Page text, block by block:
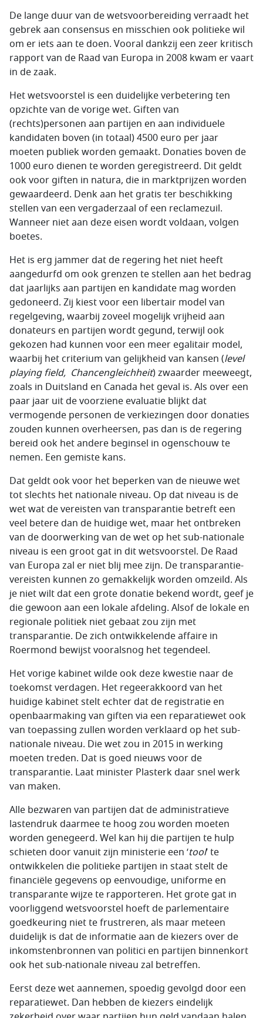
De lange duur van de wetsvoorbereiding verraadt het
gebrek aan consensus en misschien ook politieke wil
om er iets aan te doen. Vooral dankzij een zeer kritisch
rapport van de Raad van Europa in 2008 kwam er vaart
in de zaak.
Het wetsvoorstel is een duidelijke verbetering ten
opzichte van de vorige wet. Giften van
(rechts)personen aan partijen en aan individuele
kandidaten boven (in totaal) 4500 euro per jaar
moeten publiek worden gemaakt. Donaties boven de
1000 euro dienen te worden geregistreerd. Dit geldt
ook voor giften in natura, die in marktprijzen worden
gewaardeerd. Denk aan het gratis ter beschikking
stellen van een vergaderzaal of een reclamezuil.
Wanneer niet aan deze eisen wordt voldaan, volgen
boetes.
Het is erg jammer dat de regering het niet heeft
aangedurfd om ook grenzen te stellen aan het bedrag
dat jaarlijks aan partijen en kandidate mag worden
gedoneerd. Zij kiest voor een libertair model van
regelgeving, waarbij zoveel mogelijk vrijheid aan
donateurs en partijen wordt gegund, terwijl ook
gekozen had kunnen voor een meer egalitair model,
waarbij het criterium van gelijkheid van kansen (level
playing field, Chancengleichheit) zwaarder meeweegt,
zoals in Duitsland en Canada het geval is. Als over een
paar jaar uit de voorziene evaluatie blijkt dat
vermogende personen de verkiezingen door donaties
zouden kunnen overheersen, pas dan is de regering
bereid ook het andere beginsel in ogenschouw te
nemen. Een gemiste kans.
Dat geldt ook voor het beperken van de nieuwe wet
tot slechts het nationale niveau. Op dat niveau is de
wet wat de vereisten van transparantie betreft een
veel betere dan de huidige wet, maar het ontbreken
van de doorwerking van de wet op het sub-nationale
niveau is een groot gat in dit wetsvoorstel. De Raad
van Europa zal er niet blij mee zijn. De transparantie-
vereisten kunnen zo gemakkelijk worden omzeild. Als
je niet wilt dat een grote donatie bekend wordt, geef je
die gewoon aan een lokale afdeling. Alsof de lokale en
regionale politiek niet gebaat zou zijn met
transparantie. De zich ontwikkelende affaire in
Roermond bewijst vooralsnog het tegendeel.
Het vorige kabinet wilde ook deze kwestie naar de
toekomst verdagen. Het regeerakkoord van het
huidige kabinet stelt echter dat de registratie en
openbaarmaking van giften via een reparatiewet ook
van toepassing zullen worden verklaard op het sub-
nationale niveau. Die wet zou in 2015 in werking
moeten treden. Dat is goed nieuws voor de
transparantie. Laat minister Plasterk daar snel werk
van maken.
Alle bezwaren van partijen dat de administratieve
lastendruk daarmee te hoog zou worden moeten
worden genegeerd. Wel kan hij die partijen te hulp
schieten door vanuit zijn ministerie een ‘tool’ te
ontwikkelen die politieke partijen in staat stelt de
financiële gegevens op eenvoudige, uniforme en
transparante wijze te rapporteren. Het grote gat in
voorliggend wetsvoorstel hoeft de parlementaire
goedkeuring niet te frustreren, als maar meteen
duidelijk is dat de informatie aan de kiezers over de
inkomstenbronnen van politici en partijen binnenkort
ook het sub-nationale niveau zal betreffen.
Eerst deze wet aannemen, spoedig gevolgd door een
reparatiewet. Dan hebben de kiezers eindelijk